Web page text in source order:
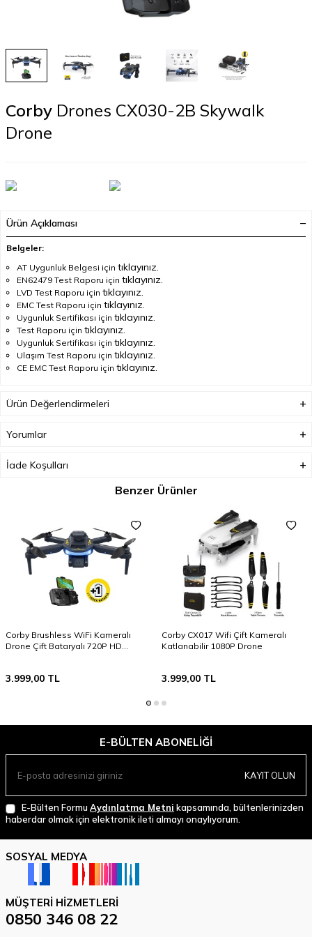
Corby Drones CX030-2B Skywalk
Drone
Ürün Açıklaması
Belgeler:
AT Uygunluk Belgesi için tıklayınız.
EN62479 Test Raporu için tıklayınız.
LVD Test Raporu için tıklayınız.
EMC Test Raporu için tıklayınız.
Uygunluk Sertifikası için tıklayınız.
Test Raporu için tıklayınız.
Uygunluk Sertifikası için tıklayınız.
Ulaşım Test Raporu için tıklayınız.
CE EMC Test Raporu için tıklayınız.
Ürün Değerlendirmeleri
Yorumlar
İade Koşulları
Benzer Ürünler
Corby Brushless WiFi Kameralı
Drone Çift Bataryalı 720P HD
3.999,00 TL
Corby CX017 Wifi Çift Kameralı
Katlanabilir 1080P Drone
3.999,00TL
E-BÜLTEN ABONELIĞI
KAYIT OLUN
E-Bülten Formu Aydınlatma Metni kapsamında, bültenlerinizden
haberdar olmak için elektronik ileti almayı onaylıyorum.
SOSYAL MEDYA
MÜŞTERI HIZMETLERI
0850 346 08 22